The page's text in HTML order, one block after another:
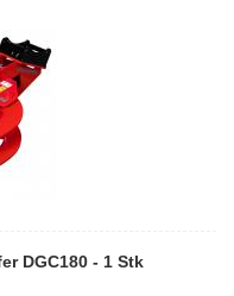
DGC180 - 1 Stk